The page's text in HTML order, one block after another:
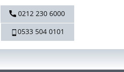
0212 230 6000
0533 504 0101